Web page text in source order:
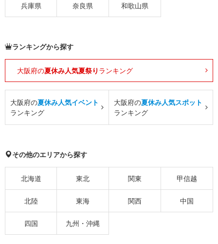
兵庫県 奈良県 和歌山県
ランキングから探す
大阪府の夏休み人気夏祭り ランキング
大阪府の夏休み人気イベント
ランキング
大阪府の夏休み人気スポット
ランキング
その他のエリアから探す
北海道 東北 関東 甲信越
北陸 東海 関西 中国
四国 九州・沖縄